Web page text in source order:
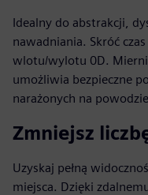
Idealny do abstrakcji,
nawadniania. Skróć
wlotu/wylotu 0D.
umożliwia bezpieczne
narażonych na
Zmniejsz
Uzyskaj pełną
miejsca. Dzięki